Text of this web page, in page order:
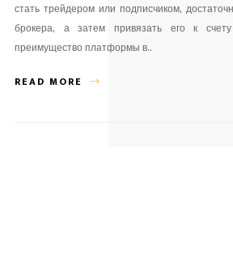
стать трейдером или подписчиком,
брокера, а затем привязать его к
преимущество платформы в..
READ MORE